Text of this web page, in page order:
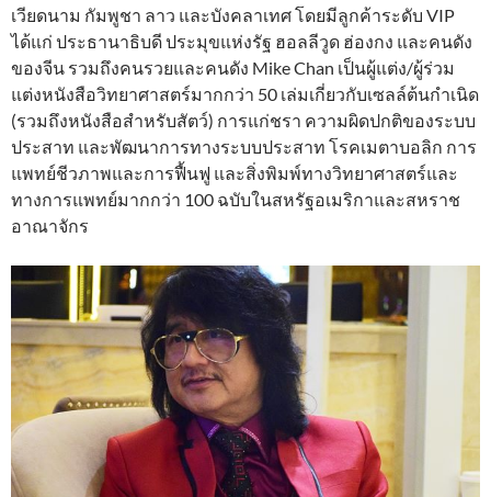
เวียดนาม กัมพูชา ลาว และบังคลาเทศ โดยมีลูกค้าระดับ VIP
ได้แก่ ประธานาธิบดี ประมุขแห่งรัฐ ฮอลลีวูด ฮ่องกง และคนดัง
ของจีน รวมถึงคนรวยและคนดัง Mike Chan เป็นผู้แต่ง/ผู้ร่วม
แต่งหนังสือวิทยาศาสตร์มากกว่า 50 เล่มเกี่ยวกับเซลล์ต้นกำเนิด
(รวมถึงหนังสือสำหรับสัตว์) การแก่ชรา ความผิดปกติของระบบ
ประสาท และพัฒนาการทางระบบประสาท โรคเมตาบอลิก การ
แพทย์ชีวภาพและการฟื้นฟู และสิ่งพิมพ์ทางวิทยาศาสตร์และ
ทางการแพทย์มากกว่า 100 ฉบับในสหรัฐอเมริกาและสหราช
อาณาจักร